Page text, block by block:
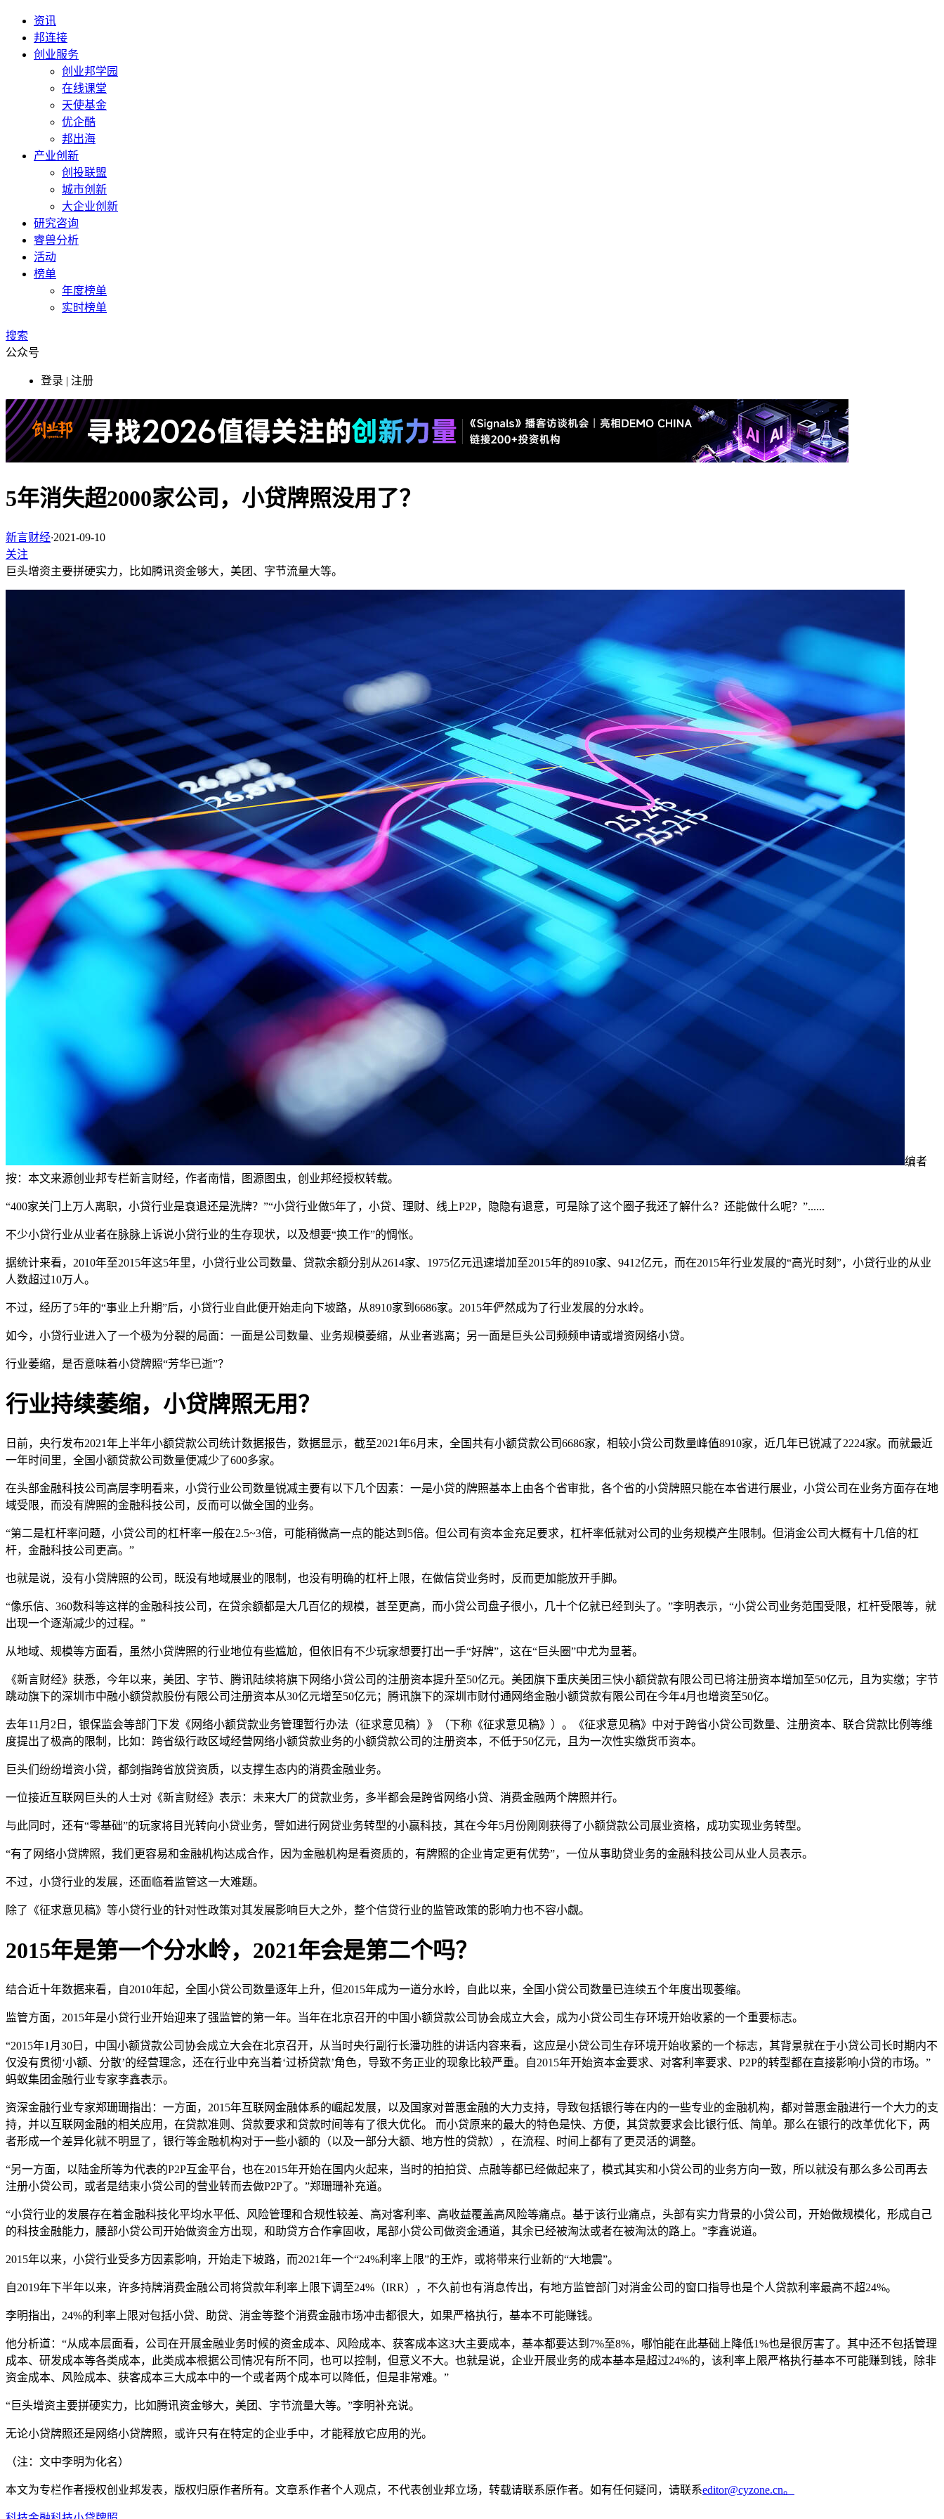
资讯
邦连接
创业服务
创业邦学园
在线课堂
天使基金
优企酷
邦出海
产业创新
创投联盟
城市创新
大企业创新
研究咨询
睿兽分析
活动
榜单
年度榜单
实时榜单
搜索
公众号
登录 | 注册
5年消失超2000家公司，小贷牌照没用了？
新言财经·2021-09-10
关注
巨头增资主要拼硬实力，比如腾讯资金够大，美团、字节流量大等。
编者
按：本文来源创业邦专栏新言财经，作者南惜，图源图虫，创业邦经授权转载。
“400家关门上万人离职，小贷行业是衰退还是洗牌？”“小贷行业做5年了，小贷、理财、线上P2P，隐隐有退意，可是除了这个圈子我还了解什么？还能做什么呢？”......
不少小贷行业从业者在脉脉上诉说小贷行业的生存现状，以及想要“换工作”的惆怅。
据统计来看，2010年至2015年这5年里，小贷行业公司数量、贷款余额分别从2614家、1975亿元迅速增加至2015年的8910家、9412亿元，而在2015年行业发展的“高光时刻”，小贷行业的从业
人数超过10万人。
不过，经历了5年的“事业上升期”后，小贷行业自此便开始走向下坡路，从8910家到6686家。2015年俨然成为了行业发展的分水岭。
如今，小贷行业进入了一个极为分裂的局面：一面是公司数量、业务规模萎缩，从业者逃离；另一面是巨头公司频频申请或增资网络小贷。
行业萎缩，是否意味着小贷牌照“芳华已逝”？
行业持续萎缩，小贷牌照无用？
日前，央行发布2021年上半年小额贷款公司统计数据报告，数据显示，截至2021年6月末，全国共有小额贷款公司6686家，相较小贷公司数量峰值8910家，近几年已锐减了2224家。而就最近
一年时间里，全国小额贷款公司数量便减少了600多家。
在头部金融科技公司高层李明看来，小贷行业公司数量锐减主要有以下几个因素：一是小贷的牌照基本上由各个省审批，各个省的小贷牌照只能在本省进行展业，小贷公司在业务方面存在地
域受限，而没有牌照的金融科技公司，反而可以做全国的业务。
“第二是杠杆率问题，小贷公司的杠杆率一般在2.5~3倍，可能稍微高一点的能达到5倍。但公司有资本金充足要求，杠杆率低就对公司的业务规模产生限制。但消金公司大概有十几倍的杠
杆，金融科技公司更高。”
也就是说，没有小贷牌照的公司，既没有地域展业的限制，也没有明确的杠杆上限，在做信贷业务时，反而更加能放开手脚。
“像乐信、360数科等这样的金融科技公司，在贷余额都是大几百亿的规模，甚至更高，而小贷公司盘子很小，几十个亿就已经到头了。”李明表示，“小贷公司业务范围受限，杠杆受限等，就
出现一个逐渐减少的过程。”
从地域、规模等方面看，虽然小贷牌照的行业地位有些尴尬，但依旧有不少玩家想要打出一手“好牌”，这在“巨头圈”中尤为显著。
《新言财经》获悉，今年以来，美团、字节、腾讯陆续将旗下网络小贷公司的注册资本提升至50亿元。美团旗下重庆美团三快小额贷款有限公司已将注册资本增加至50亿元，且为实缴；字节
跳动旗下的深圳市中融小额贷款股份有限公司注册资本从30亿元增至50亿元；腾讯旗下的深圳市财付通网络金融小额贷款有限公司在今年4月也增资至50亿。
去年11月2日，银保监会等部门下发《网络小额贷款业务管理暂行办法（征求意见稿）》（下称《征求意见稿》）。《征求意见稿》中对于跨省小贷公司数量、注册资本、联合贷款比例等维
度提出了极高的限制，比如：跨省级行政区域经营网络小额贷款业务的小额贷款公司的注册资本，不低于50亿元，且为一次性实缴货币资本。
巨头们纷纷增资小贷，都剑指跨省放贷资质，以支撑生态内的消费金融业务。
一位接近互联网巨头的人士对《新言财经》表示：未来大厂的贷款业务，多半都会是跨省网络小贷、消费金融两个牌照并行。
与此同时，还有“零基础”的玩家将目光转向小贷业务，譬如进行网贷业务转型的小赢科技，其在今年5月份刚刚获得了小额贷款公司展业资格，成功实现业务转型。
“有了网络小贷牌照，我们更容易和金融机构达成合作，因为金融机构是看资质的，有牌照的企业肯定更有优势”，一位从事助贷业务的金融科技公司从业人员表示。
不过，小贷行业的发展，还面临着监管这一大难题。
除了《征求意见稿》等小贷行业的针对性政策对其发展影响巨大之外，整个信贷行业的监管政策的影响力也不容小觑。
2015年是第一个分水岭，2021年会是第二个吗？
结合近十年数据来看，自2010年起，全国小贷公司数量逐年上升，但2015年成为一道分水岭，自此以来，全国小贷公司数量已连续五个年度出现萎缩。
监管方面，2015年是小贷行业开始迎来了强监管的第一年。当年在北京召开的中国小额贷款公司协会成立大会，成为小贷公司生存环境开始收紧的一个重要标志。
“2015年1月30日，中国小额贷款公司协会成立大会在北京召开，从当时央行副行长潘功胜的讲话内容来看，这应是小贷公司生存环境开始收紧的一个标志，其背景就在于小贷公司长时期内不
仅没有贯彻‘小额、分散’的经营理念，还在行业中充当着‘过桥贷款’角色，导致不务正业的现象比较严重。自2015年开始资本金要求、对客利率要求、P2P的转型都在直接影响小贷的市场。”
蚂蚁集团金融行业专家李鑫表示。
资深金融行业专家郑珊珊指出：一方面，2015年互联网金融体系的崛起发展，以及国家对普惠金融的大力支持，导致包括银行等在内的一些专业的金融机构，都对普惠金融进行一个大力的支
持，并以互联网金融的相关应用，在贷款准则、贷款要求和贷款时间等有了很大优化。 而小贷原来的最大的特色是快、方便，其贷款要求会比银行低、简单。那么在银行的改革优化下，两
者形成一个差异化就不明显了，银行等金融机构对于一些小额的（以及一部分大额、地方性的贷款），在流程、时间上都有了更灵活的调整。
“另一方面，以陆金所等为代表的P2P互金平台，也在2015年开始在国内火起来，当时的拍拍贷、点融等都已经做起来了，模式其实和小贷公司的业务方向一致，所以就没有那么多公司再去
注册小贷公司，或者是结束小贷公司的营业转而去做P2P了。”郑珊珊补充道。
“小贷行业的发展存在着金融科技化平均水平低、风险管理和合规性较差、高对客利率、高收益覆盖高风险等痛点。基于该行业痛点，头部有实力背景的小贷公司，开始做规模化，形成自己
的科技金融能力，腰部小贷公司开始做资金方出现，和助贷方合作拿固收，尾部小贷公司做资金通道，其余已经被淘汰或者在被淘汰的路上。”李鑫说道。
2015年以来，小贷行业受多方因素影响，开始走下坡路，而2021年一个“24%利率上限”的王炸，或将带来行业新的“大地震”。
自2019年下半年以来，许多持牌消费金融公司将贷款年利率上限下调至24%（IRR），不久前也有消息传出，有地方监管部门对消金公司的窗口指导也是个人贷款利率最高不超24%。
李明指出，24%的利率上限对包括小贷、助贷、消金等整个消费金融市场冲击都很大，如果严格执行，基本不可能赚钱。
他分析道：“从成本层面看，公司在开展金融业务时候的资金成本、风险成本、获客成本这3大主要成本，基本都要达到7%至8%，哪怕能在此基础上降低1%也是很厉害了。其中还不包括管理
成本、研发成本等各类成本，此类成本根据公司情况有所不同，也可以控制，但意义不大。也就是说，企业开展业务的成本基本是超过24%的，该利率上限严格执行基本不可能赚到钱，除非
资金成本、风险成本、获客成本三大成本中的一个或者两个成本可以降低，但是非常难。”
“巨头增资主要拼硬实力，比如腾讯资金够大，美团、字节流量大等。”李明补充说。
无论小贷牌照还是网络小贷牌照，或许只有在特定的企业手中，才能释放它应用的光。
（注：文中李明为化名）
本文为专栏作者授权创业邦发表，版权归原作者所有。文章系作者个人观点，不代表创业邦立场，转载请联系原作者。如有任何疑问，请联系editor@cyzone.cn。